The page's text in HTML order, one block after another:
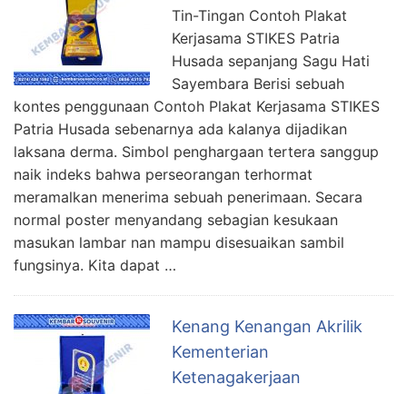
Tin-Tingan Contoh Plakat
Kerjasama STIKES Patria
Husada sepanjang Sagu Hati
Sayembara Berisi sebuah
kontes penggunaan Contoh Plakat Kerjasama STIKES
Patria Husada sebenarnya ada kalanya dijadikan
laksana derma. Simbol penghargaan tertera sanggup
naik indeks bahwa perseorangan terhormat
meramalkan menerima sebuah penerimaan. Secara
normal poster menyandang sebagian kesukaan
masukan lambar nan mampu disesuaikan sambil
fungsinya. Kita dapat …
Kenang Kenangan Akrilik
Kementerian
Ketenagakerjaan